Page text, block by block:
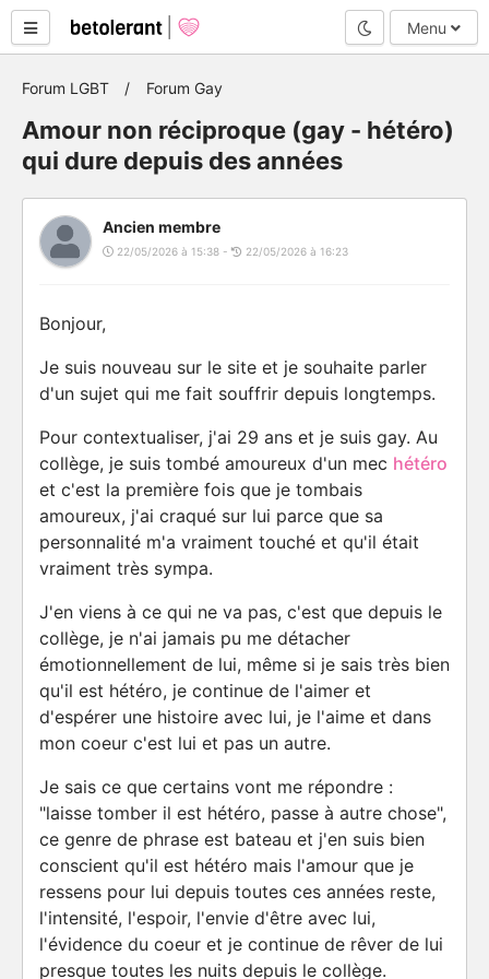
Mode nuit
Menu
Forum LGBT Forum Gay
Amour non réciproque (gay - hétéro)
qui dure depuis des années
Ancien membre
22/05/2026 à 15:38 - 22/05/2026 à 16:23
Bonjour,
Je suis nouveau sur le site et je souhaite parler
d'un sujet qui me fait souffrir depuis longtemps.
Pour contextualiser, j'ai 29 ans et je suis gay. Au
collège, je suis tombé amoureux d'un mec hétéro
et c'est la première fois que je tombais
amoureux, j'ai craqué sur lui parce que sa
personnalité m'a vraiment touché et qu'il était
vraiment très sympa.
J'en viens à ce qui ne va pas, c'est que depuis le
collège, je n'ai jamais pu me détacher
émotionnellement de lui, même si je sais très bien
qu'il est hétéro, je continue de l'aimer et
d'espérer une histoire avec lui, je l'aime et dans
mon coeur c'est lui et pas un autre.
Je sais ce que certains vont me répondre :
"laisse tomber il est hétéro, passe à autre chose",
ce genre de phrase est bateau et j'en suis bien
conscient qu'il est hétéro mais l'amour que je
ressens pour lui depuis toutes ces années reste,
l'intensité, l'espoir, l'envie d'être avec lui,
l'évidence du coeur et je continue de rêver de lui
presque toutes les nuits depuis le collège.